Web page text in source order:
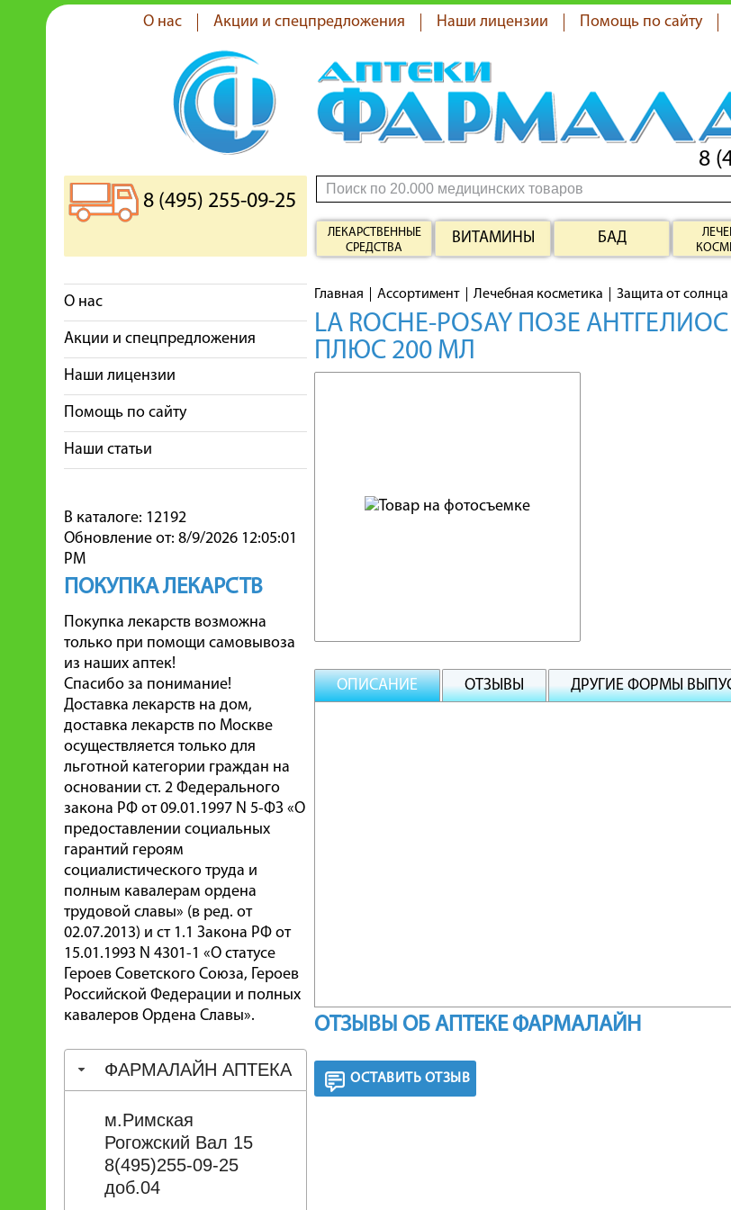
О нас Акции и спецпредложения Наши лицензии Помощь по сайту
8
8 (495) 255-09-25
ЛЕКАРСТВЕННЫЕ
СРЕДСТВА
ВИТАМИНЫ БАД
О нас
Акции и спецпредложения
Наши лицензии
Помощь по сайту
Наши статьи
В каталоге: 12192
Обновление от: 8/9/2026 12:05:01
PM
ПОКУПКА ЛЕКАРСТВ
Покупка лекарств возможна
только при помощи самовывоза
из наших аптек!
Спасибо за понимание!
Доставка лекарств на дом,
доставка лекарств по Москве
осуществляется только для
льготной категории граждан на
основании ст. 2 Федерального
закона РФ от 09.01.1997 N 5-ФЗ «О
предоставлении социальных
гарантий героям
социалистического труда и
полным кавалерам ордена
трудовой славы» (в ред. от
02.07.2013) и ст 1.1 Закона РФ от
15.01.1993 N 4301-1 «О статусе
Героев Советского Союза, Героев
Российской Федерации и полных
кавалеров Ордена Славы».
ФАРМАЛАЙН АПТЕКА
м.Римская
Рогожский Вал 15
8(495)255-09-25
доб.04
Главная Ассортимент Лечебная косметика Защита от солнца
LA ROCHE-POSAY ПОЗЕ
ПЛЮС 200 МЛ
ОПИСАНИЕ ОТЗЫВЫ ДРУГИЕ ФОРМЫ
ОТЗЫВЫ ОБ АПТЕКЕ ФАРМАЛАЙН
ОСТАВИТЬ ОТЗЫВ